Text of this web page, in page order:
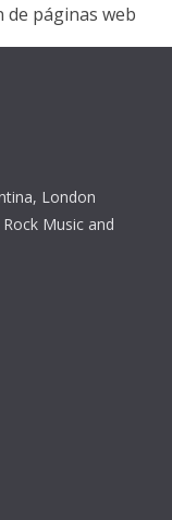
páginas web
London
Music and